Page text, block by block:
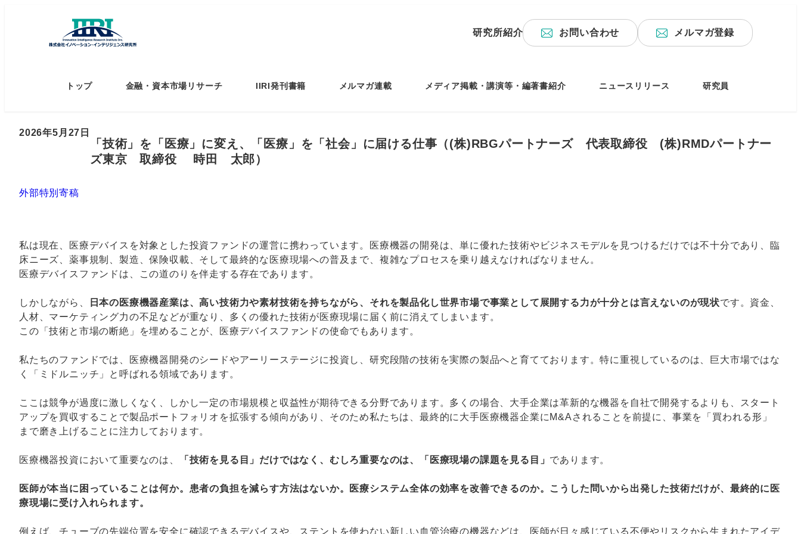
研究所紹介 お問い合わせ メルマガ登録
トップ 金融・資本市場リサーチ IIRI発刊書籍 メルマガ連載 メディア掲載・講演等・編著書紹介 ニュースリリース 研究員
2026年5月27日
「技術」を「医療」に変え、「医療」を「社会」に届ける仕事（(株)RBGパートナーズ 代表取締役 (株)RMDパートナー
ズ東京 取締役 時田 太郎）
外部特別寄稿
私は現在、医療デバイスを対象とした投資ファンドの運営に携わっています。医療機器の開発は、単に優れた技術やビジネスモデルを見つけるだけでは不十分であり、臨
床ニーズ、薬事規制、製造、保険収載、そして最終的な医療現場への普及まで、複雑なプロセスを乗り越えなければなりません。
医療デバイスファンドは、この道のりを伴走する存在であります。
しかしながら、 日本の医療機器産業は、高い技術力や素材技術を持ちながら、それを製品化し世界市場で事業として展開する力が十分とは言えないのが現状です。資金、
人材、マーケティング力の不足などが重なり、多くの優れた技術が医療現場に届く前に消えてしまいます。
この「技術と市場の断絶」を埋めることが、医療デバイスファンドの使命でもあります。
私たちのファンドでは、医療機器開発のシードやアーリーステージに投資し、研究段階の技術を実際の製品へと育てております。特に重視しているのは、巨大市場ではな
く「ミドルニッチ」と呼ばれる領域であります。
ここは競争が過度に激しくなく、しかし一定の市場規模と収益性が期待できる分野であります。多くの場合、大手企業は革新的な機器を自社で開発するよりも、スタート
アップを買収することで製品ポートフォリオを拡張する傾向があり、そのため私たちは、最終的に大手医療機器企業にM&Aされることを前提に、事業を「買われる形」
まで磨き上げることに注力しております。
医療機器投資において重要なのは、 「技術を見る目」だけではなく、むしろ重要なのは、「医療現場の課題を見る目」 であります。
医師が本当に困っていることは何か。患者の負担を減らす方法はないか。医療システム全体の効率を改善できるのか。こうした問いから出発した技術だけが、最終的に医
療現場に受け入れられます。
例えば、チューブの先端位置を安全に確認できるデバイスや、ステントを使わない新しい血管治療の機器などは、医師が日々感じている不便やリスクから生まれたアイデ